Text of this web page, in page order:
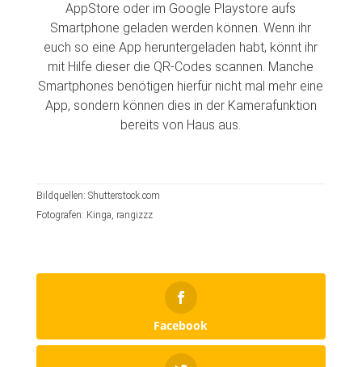
AppStore oder im Google Playstore aufs
Smartphone geladen werden können. Wenn ihr
euch so eine App heruntergeladen habt, könnt ihr
mit Hilfe dieser die QR-Codes scannen. Manche
Smartphones benötigen hierfür nicht mal mehr eine
App, sondern können dies in der Kamerafunktion
bereits von Haus aus.
Bildquellen: Shutterstock.com
Fotografen: Kinga, rangizzz
Facebook